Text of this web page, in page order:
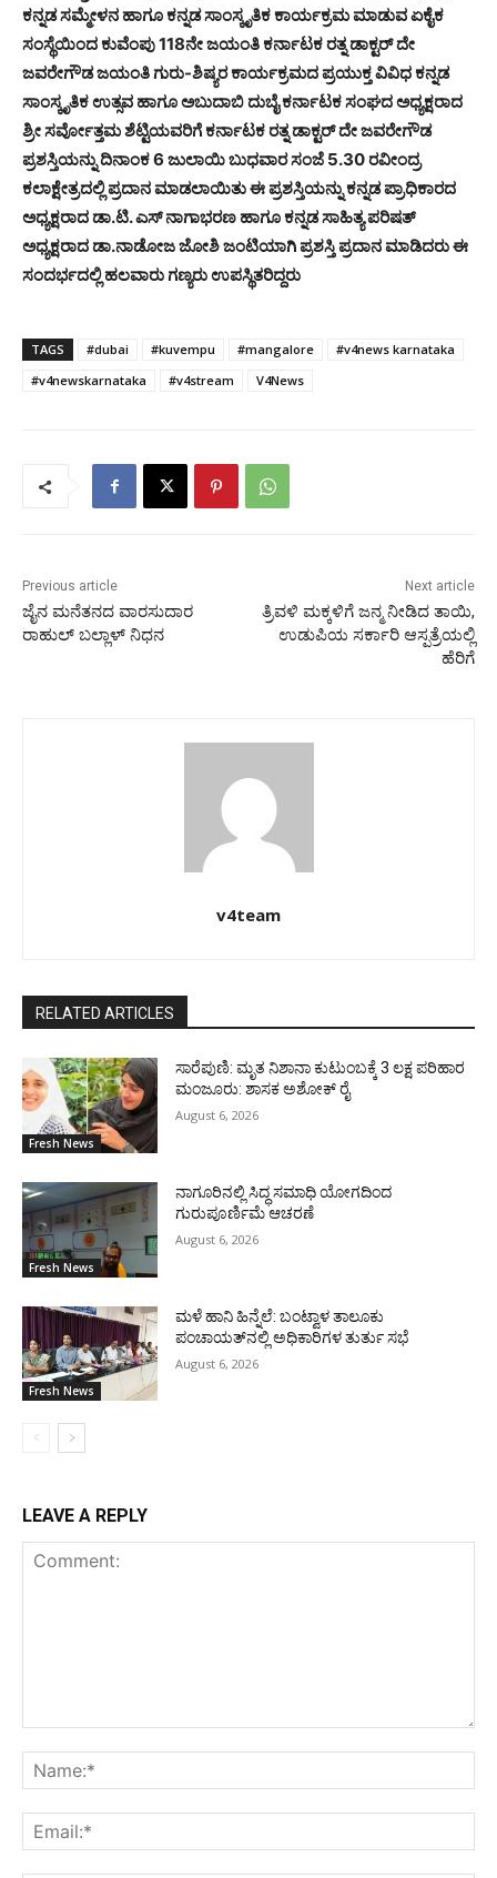
ಕನ್ನಡ ಸಮ್ಮೇಳನ ಹಾಗೂ ಕನ್ನಡ ಸಾಂಸ್ಕೃತಿಕ ಕಾರ್ಯಕ್ರಮ ಮಾಡುವ ಏಕೈಕ
ಸಂಸ್ಥೆಯಿಂದ ಕುವೆಂಪು 118ನೇ ಜಯಂತಿ ಕರ್ನಾಟಕ ರತ್ನ ಡಾಕ್ಟರ್ ದೇ
ಜವರೇಗೌಡ ಜಯಂತಿ ಗುರು-ಶಿಷ್ಯರ ಕಾರ್ಯಕ್ರಮದ ಪ್ರಯುಕ್ತ ವಿವಿಧ ಕನ್ನಡ
ಸಾಂಸ್ಕೃತಿಕ ಉತ್ಸವ ಹಾಗೂ ಅಬುದಾಬಿ ದುಬೈ ಕರ್ನಾಟಕ ಸಂಘದ ಅಧ್ಯಕ್ಷರಾದ
ಶ್ರೀ ಸರ್ವೋತ್ತಮ ಶೆಟ್ಟಿಯವರಿಗೆ ಕರ್ನಾಟಕ ರತ್ನ ಡಾಕ್ಟರ್ ದೇ ಜವರೇಗೌಡ
ಪ್ರಶಸ್ತಿಯನ್ನು ದಿನಾಂಕ 6 ಜುಲಾಯಿ ಬುಧವಾರ ಸಂಜೆ 5.30 ರವೀಂದ್ರ
ಕಲಾಕ್ಷೇತ್ರದಲ್ಲಿ ಪ್ರದಾನ ಮಾಡಲಾಯಿತು ಈ ಪ್ರಶಸ್ತಿಯನ್ನು ಕನ್ನಡ ಪ್ರಾಧಿಕಾರದ
ಅಧ್ಯಕ್ಷರಾದ ಡಾ.ಟಿ. ಎಸ್ ನಾಗಾಭರಣ ಹಾಗೂ ಕನ್ನಡ ಸಾಹಿತ್ಯ ಪರಿಷತ್
ಅಧ್ಯಕ್ಷರಾದ ಡಾ.ನಾಡೋಜ ಜೋಶಿ ಜಂಟಿಯಾಗಿ ಪ್ರಶಸ್ತಿ ಪ್ರದಾನ ಮಾಡಿದರು ಈ
ಸಂದರ್ಭದಲ್ಲಿ ಹಲವಾರು ಗಣ್ಯರು ಉಪಸ್ಥಿತರಿದ್ದರು
TAGS #dubai #kuvempu #mangalore
#v4news karnataka
#v4newskarnataka
#v4stream V4News
Previous article
ಜೈನ ಮನೆತನದ ವಾರಸುದಾರ
ರಾಹುಲ್ ಬಲ್ಲಾಳ್ ನಿಧನ
Next article
ತ್ರಿವಳಿ ಮಕ್ಕಳಿಗೆ ಜನ್ಮ ನೀಡಿದ ತಾಯಿ,
ಉಡುಪಿಯ ಸರ್ಕಾರಿ ಆಸ್ಪತ್ರೆಯಲ್ಲಿ
ಹೆರಿಗೆ
v4team
RELATED ARTICLES
Fresh News
ಸಾರೆಪುಣಿ: ಮೃತ ನಿಶಾನಾ ಕುಟುಂಬಕ್ಕೆ 3 ಲಕ್ಷ ಪರಿಹಾರ
ಮಂಜೂರು: ಶಾಸಕ ಅಶೋಕ್ ರೈ
August 6, 2026
Fresh News
ನಾಗೂರಿನಲ್ಲಿ ಸಿದ್ಧ ಸಮಾಧಿ ಯೋಗದಿಂದ
ಗುರುಪೂರ್ಣಿಮೆ ಆಚರಣೆ
August 6, 2026
Fresh News
ಮಳೆ ಹಾನಿ ಹಿನ್ನೆಲೆ: ಬಂಟ್ವಾಳ ತಾಲೂಕು
ಪಂಚಾಯತ್‌ನಲ್ಲಿ ಅಧಿಕಾರಿಗಳ ತುರ್ತು ಸಭೆ
August 6, 2026
LEAVE A REPLY